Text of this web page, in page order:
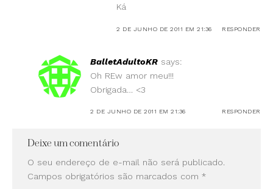
Ká
2 DE JUNHO DE 2011 EM 21:36 RESPONDER
BalletAdultoKR says:
Oh REw amor meu!!!
Obrigada… <3
2 DE JUNHO DE 2011 EM 21:36 RESPONDER
Deixe um comentário
O seu endereço de e-mail não será publicado.
Campos obrigatórios são marcados com *